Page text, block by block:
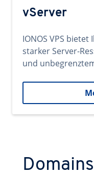
vServer
IONOS VPS
starker Server-
und